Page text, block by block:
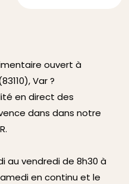
ouvert à
Var ?
en direct des
dans dans notre
au vendredi de 8h30 à
en continu et le